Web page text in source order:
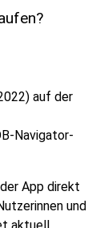
auf der
Navigator-
App direkt
und